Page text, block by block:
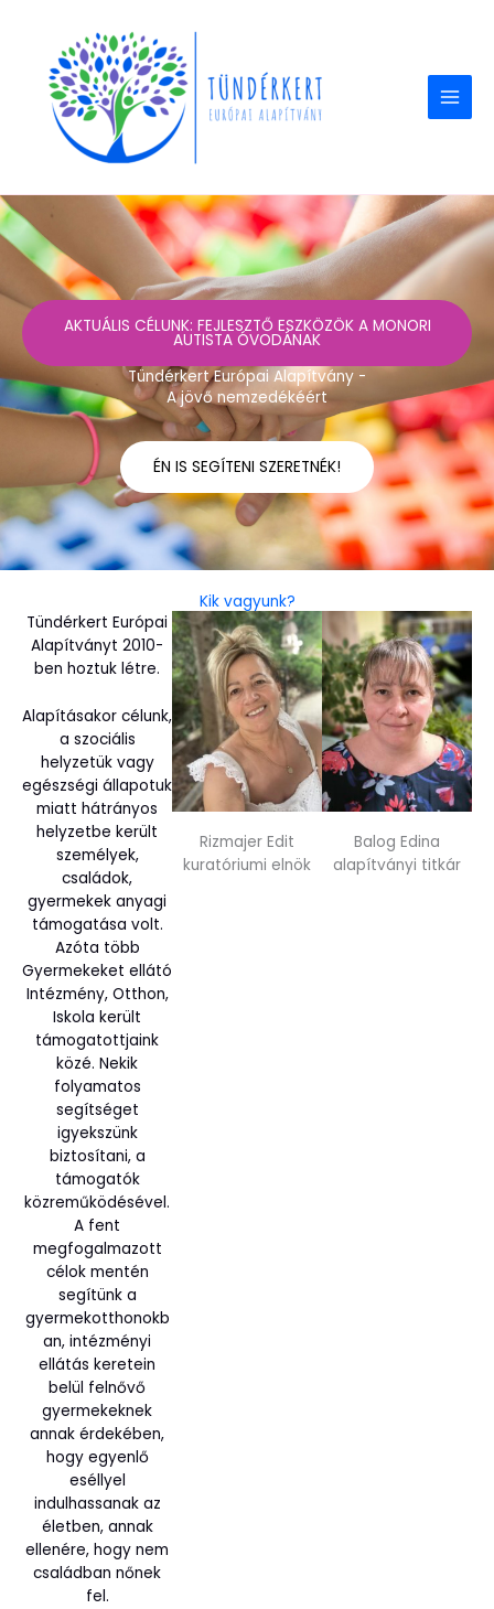
content
AKTUÁLIS CÉLUNK: FEJLESZTŐ ESZKÖZÖK A MONORI
AUTISTA ÓVODÁNAK
Tündérkert Európai Alapítvány -
A jövő nemzedékéért
ÉN IS SEGÍTENI SZERETNÉK!
Kik vagyunk?
Tündérkert Európai
Alapítványt 2010-
ben hoztuk létre.
Alapításakor célunk,
a szociális
helyzetük vagy
egészségi állapotuk
miatt hátrányos
helyzetbe került
személyek,
családok,
gyermekek anyagi
támogatása volt.
Azóta több
Gyermekeket ellátó
Intézmény, Otthon,
Iskola került
támogatottjaink
közé. Nekik
folyamatos
segítséget
igyekszünk
biztosítani, a
támogatók
közreműködésével.
A fent
megfogalmazott
célok mentén
segítünk a
gyermekotthonokb
an, intézményi
ellátás keretein
belül felnővő
gyermekeknek
annak érdekében,
hogy egyenlő
eséllyel
indulhassanak az
életben, annak
ellenére, hogy nem
családban nőnek
fel.
Rizmajer Edit
kuratóriumi elnök
Balog Edina
alapítványi titkár